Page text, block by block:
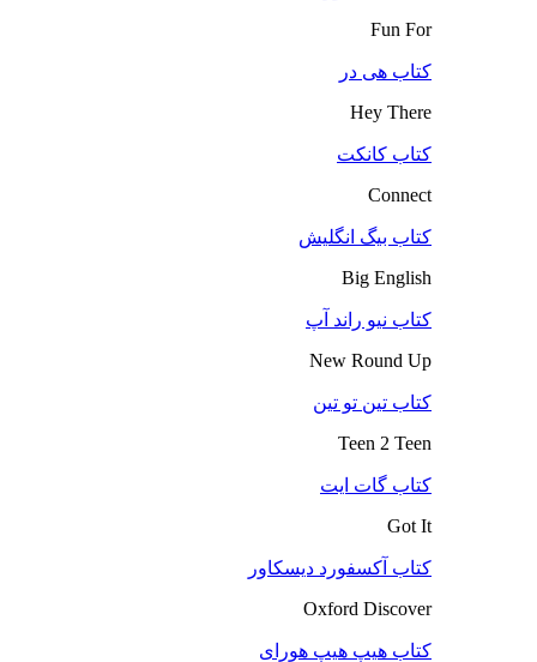
Fun For
کتاب هی در
Hey There
کتاب کانکت
Connect
کتاب بیگ انگلیش
Big English
کتاب نیو راند آپ
New Round Up
کتاب تین تو تین
Teen 2 Teen
کتاب گات ایت
Got It
کتاب آکسفورد دیسکاور
Oxford Discover
کتاب هیپ هیپ هورای